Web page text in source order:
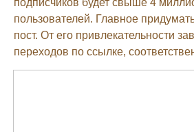
подписчиков будет свыше 4
пользователей. Главное
пост. От его привлекательности
переходов по ссылке,